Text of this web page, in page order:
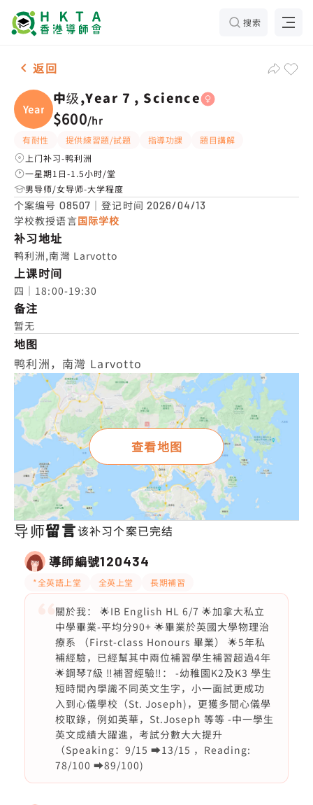
搜索
女-1名 中级,Year 7 , Science ，鸭利洲 补习推介
返回
Year
中级,Year 7 , Science
$600/hr
有耐性 提供練習題/試題 指導功課
題目講解
上门补习-鸭利洲
一星期1日-1.5小时/堂
男导师/女导师-大学程度
个案编号 O8507 ｜登记时间 2026/04/13
学校教授语言国际学校
补习地址
鸭利洲,南灣 Larvotto
上课时间
四｜18:00-19:30
备注
暂无
地图
鸭利洲，南灣 Larvotto
查看地图
导师留言该补习个案已完结
導師編號120434
*全英語上堂 全英上堂 長期補習
關於我： 🌟IB English HL 6/7 🌟加拿大私立
中學畢業-平均分90+ 🌟畢業於英國大學物理治
療系 （First-class Honours 畢業） 🌟5年私
補經驗，已經幫其中兩位補習學生補習超過4年
🌟鋼琴7級 ‼️補習經驗‼️： -幼稚園K2及K3 學生
短時間內學識不同英文生字，小一面試更成功
入到心儀學校（St. Joseph)，更獲多間心儀學
校取錄，例如英華，St.Joseph 等等 -中一學生
英文成績大躍進，考試分數大大提升
（Speaking：9/15 ➡️13/15 ，Reading:
78/100 ➡️89/100)